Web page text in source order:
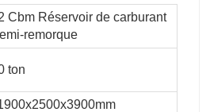
Cbm Réservoir de carburant
remorque
ton